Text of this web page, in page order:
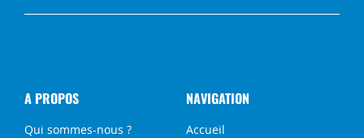
A PROPOS
Qui sommes-nous ?
NAVIGATION
Accueil